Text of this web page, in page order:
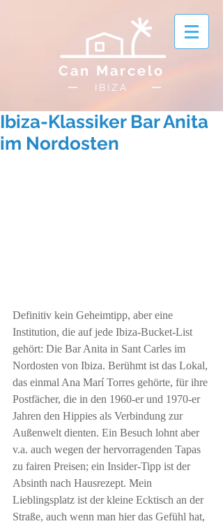
Can Marcelo
IBIZA
Ibiza-Klassiker Bar Anita
im Nordosten
Definitiv kein Geheimtipp, aber eine
Institution, die auf jede Ibiza-Bucket-List
gehört: Die Bar Anita in Sant Carles im
Nordosten von Ibiza. Berühmt ist das Lokal,
das einmal Ana Marí Torres gehörte, für ihre
Postfächer, die in den 1960-er und 1970-er
Jahren den Hippies als Verbindung zur
Außenwelt dienten. Ein Besuch lohnt aber
v.a. auch wegen der hervorragenden Tapas
zu fairen Preisen; ein Insider-Tipp ist der
Absinth nach Hausrezept. Mein
Lieblingsplatz ist der kleine Ecktisch an der
Straße, auch wenn man hier das Gefühl hat,